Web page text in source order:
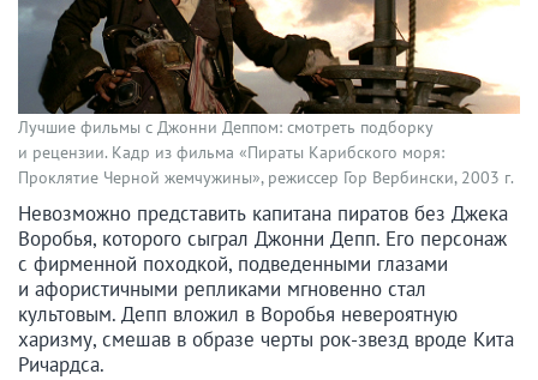
Лучшие фильмы с Джонни Деппом: смотреть подборку
и рецензии. Кадр из фильма «Пираты Карибского моря:
Проклятие Черной жемчужины», режиссер Гор Вербински, 2003 г.
Невозможно представить капитана пиратов без Джека
Воробья, которого сыграл Джонни Депп. Его персонаж
с фирменной походкой, подведенными глазами
и афористичными репликами мгновенно стал
культовым. Депп вложил в Воробья невероятную
харизму, смешав в образе черты рок-звезд вроде Кита
Ричардса.